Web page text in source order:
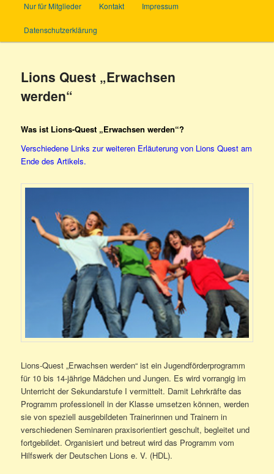
Nur für Mitglieder Kontakt Impressum
Datenschutzerklärung
Lions Quest „Erwachsen
werden“
Was ist Lions-Quest „Erwachsen werden“?
Verschiedene Links zur weiteren Erläuterung von Lions Quest am
Ende des Artikels.
Lions-Quest „Erwachsen werden“ ist ein Jugendförderprogramm
für 10 bis 14-jährige Mädchen und Jungen. Es wird vorrangig im
Unterricht der Sekundarstufe I vermittelt. Damit Lehrkräfte das
Programm professionell in der Klasse umsetzen können, werden
sie von speziell ausgebildeten Trainerinnen und Trainern in
verschiedenen Seminaren praxisorientiert geschult, begleitet und
fortgebildet. Organisiert und betreut wird das Programm vom
Hilfswerk der Deutschen Lions e. V. (HDL).